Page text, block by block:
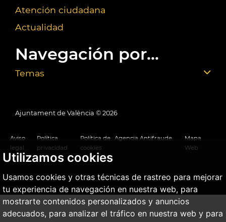
Utilizamos cookies
Usamos cookies y otras técnicas de rastreo para mejorar
tu experiencia de navegación en nuestra web, para
mostrarte contenidos personalizados y anuncios
adecuados, para analizar el tráfico en nuestra web y para
Atención ciudadana
Actualidad
Navegación por...
Temas
Ajuntament de València © 2026
Aviso
legal
Política
privacidad
Política de
cookies
Agencia Antifraude
Mapa
Web